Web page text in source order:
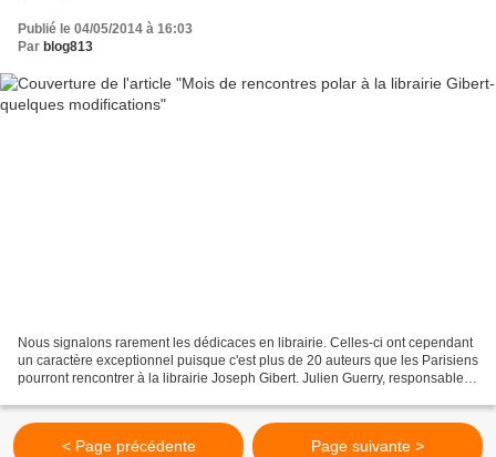
Publié le 04/05/2014 à 16:03
Par blog813
Nous signalons rarement les dédicaces en librairie. Celles-ci ont cependant
un caractère exceptionnel puisque c'est plus de 20 auteurs que les Parisiens
pourront rencontrer à la librairie Joseph Gibert. Julien Guerry, responsable
< Page précédente Page suivante >